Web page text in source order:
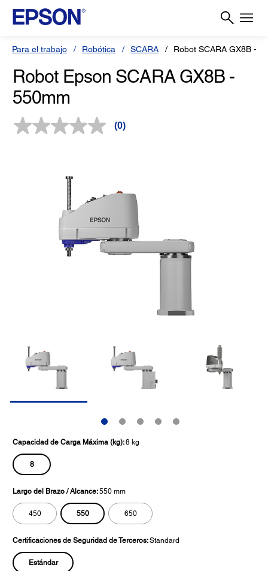
Para el trabajo Robótica SCARA Robot SCARA GX8B -
Robot Epson SCARA GX8B -
550mm
Sin
(0)
Capacidad de Carga Máxima (kg):8 kg
8
Largo del Brazo / Alcance:550 mm
450 550 650
Certificaciones de Seguridad de Terceros:Standard
Estándar